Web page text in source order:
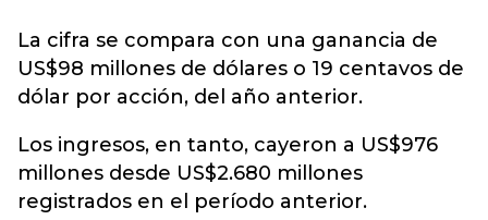
La cifra se compara con una ganancia de
US$98 millones de dólares o 19 centavos de
dólar por acción, del año anterior.
Los ingresos, en tanto, cayeron a US$976
millones desde US$2.680 millones
registrados en el período anterior.